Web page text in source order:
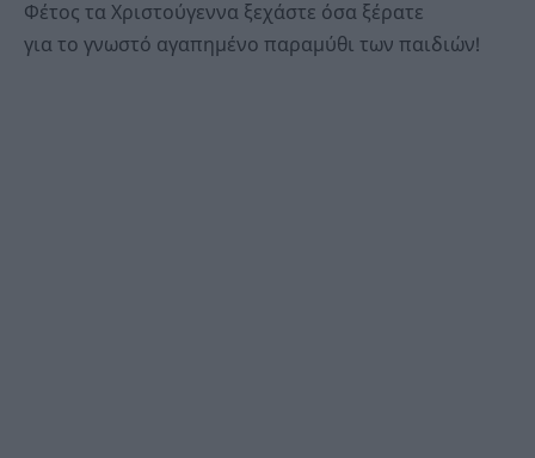
Φέτος τα Χριστούγεννα ξεχάστε όσα ξέρατε
για το γνωστό αγαπημένο παραμύθι των παιδιών!